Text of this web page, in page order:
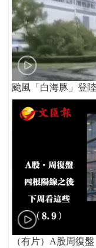
颱風「白海豚」登
（有片）A股周復